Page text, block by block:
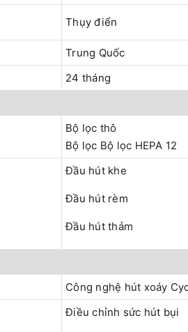
Thụy điển
Trung Quốc
24 tháng
Bộ lọc thô
Bộ lọc Bộ lọc HEPA 12
Đầu hút khe
Đầu hút rèm
Đầu hút thảm
Công nghệ hút xoáy
Điều chỉnh sức hút bụi